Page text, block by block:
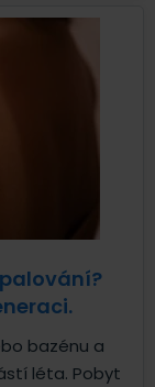
bazénu a
léta. Pobyt